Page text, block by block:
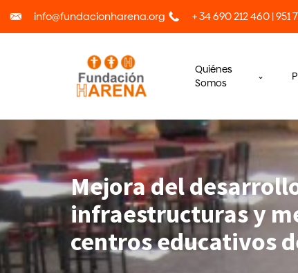
info@fundacionharena.org + 34 690 212 460 | 951
Quiénes
Somos
Mejora del
infraestructuras y
centros educativos